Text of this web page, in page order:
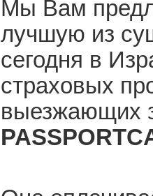
Мы Вам
лучшую из
сегодня в
страховых
выезжающих